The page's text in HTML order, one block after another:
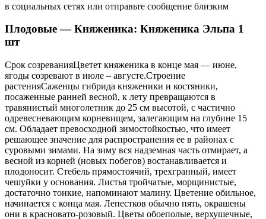
в социальных сетях или отправьте сообщение близким
Плодовые — Княженика: Княженика Эльпа 1
шт
Срок созреванияЦветет княженика в конце мая — июне,
ягоды созревают в июле – августе.Строение
растенияСаженцы гибрида княженики и костяники,
посаженные ранней весной, к лету превращаются в
травянистый многолетник до 25 см высотой, с частично
одревесневающим корневищем, залегающим на глубине 15
см. Обладает превосходной зимостойкостью, что имеет
решающее значение для распространения ее в районах с
суровыми зимами. На зиму вся надземная часть отмирает, а
весной из корней (новых побегов) востанавливается и
плодоносит. Стебель прямостоячий, трехгранный, имеет
чешуйки у основания. Листья тройчатые, морщинистые,
достаточно тонкие, напоминают малину. Цветение обильное,
начинается с конца мая. Лепестков обычно пять, окрашены
они в красновато-розовый. Цветы обоеполые, верхушечные,